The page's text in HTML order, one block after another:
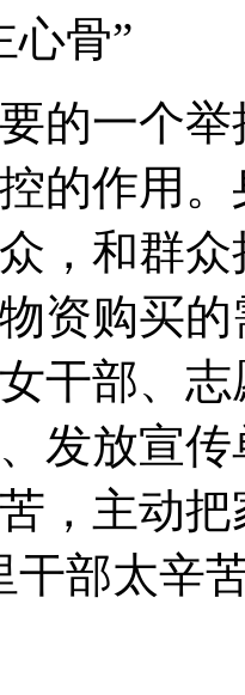
心骨”
的一个
的作用
，和群
资购买
干部、
发放宣
，主动
干部太辛